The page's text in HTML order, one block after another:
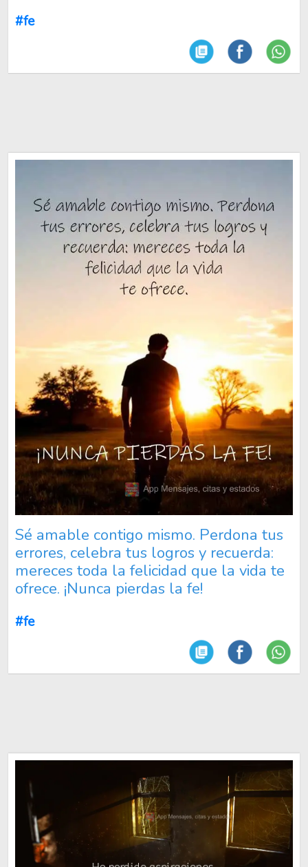
#fe
Sé amable contigo mismo. Perdona tus
errores, celebra tus logros y recuerda:
mereces toda la felicidad que la vida te
ofrece. ¡Nunca pierdas la fe!
#fe